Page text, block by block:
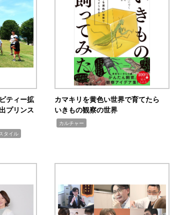
ティー拡
プリンス
タイル
カマキリを黄色い世界で育てたら
いきもの観察の世界
カルチャー